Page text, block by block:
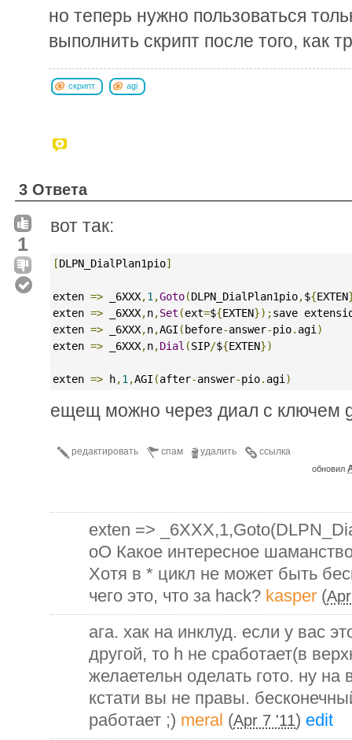
но теперь нужно пользоваться
выполнить скрипт после того, как
скрипт agi
3 Ответа
1
вот так:
[DLPN_DialPlan1pio]
exten => _6XXX,1 ,Goto(DLPN_DialPlan1pio,${EXTEN
exten => _6XXX,n,Set (ext=${EXTEN});save
exten => _6XXX,n,AGI (before-answer-pio. agi )
exten => _6XXX,n,Dial (SIP/${EXTEN})
exten => h,1 ,AGI (after-answer-pio. agi )
ещещ можно через диал с ключем
ссылка
удалить
спам
редактировать
обновил
exten =>
оО Какое интересное
Хотя в * цикл не может быть
чего это, что за hack? kasper (
ага. хак на инклуд. если у вас
другой, то h не сработает(в
желаетельн оделать гото. ну на
кстати вы не правы.
работает ;) meral (Apr 7 '11) edit